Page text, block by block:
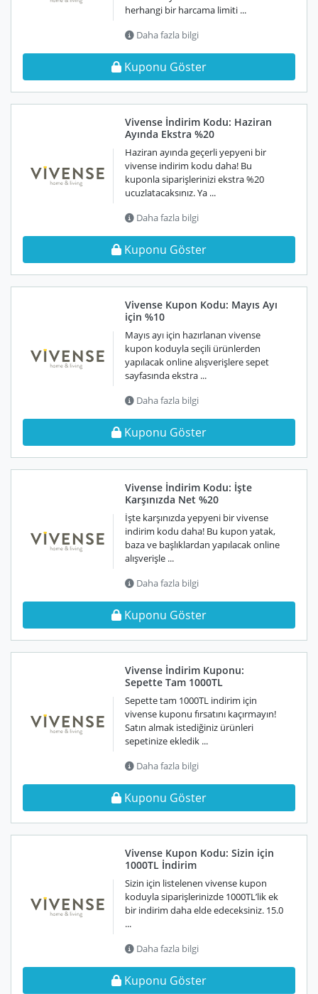
herhangi bir harcama limiti ...
Daha fazla bilgi
Kuponu Göster
Vivense İndirim Kodu: Haziran
Ayında Ekstra %20
Haziran ayında geçerli yepyeni bir
vivense indirim kodu daha! Bu
kuponla siparişlerinizi ekstra %20
ucuzlatacaksınız. Ya ...
Daha fazla bilgi
Kuponu Göster
Vivense Kupon Kodu: Mayıs Ayı
için %10
Mayıs ayı için hazırlanan vivense
kupon koduyla seçili ürünlerden
yapılacak online alışverişlere sepet
sayfasında ekstra ...
Daha fazla bilgi
Kuponu Göster
Vivense İndirim Kodu: İşte
Karşınızda Net %20
İşte karşınızda yepyeni bir vivense
indirim kodu daha! Bu kupon yatak,
baza ve başlıklardan yapılacak online
alışverişle ...
Daha fazla bilgi
Kuponu Göster
Vivense İndirim Kuponu:
Sepette Tam 1000TL
Sepette tam 1000TL indirim için
vivense kuponu fırsatını kaçırmayın!
Satın almak istediğiniz ürünleri
sepetinize ekledik ...
Daha fazla bilgi
Kuponu Göster
Vivense Kupon Kodu: Sizin için
1000TL İndirim
Sizin için listelenen vivense kupon
koduyla siparişlerinizde 1000TL’lik ek
bir indirim daha elde edeceksiniz. 15.0
...
Daha fazla bilgi
Kuponu Göster